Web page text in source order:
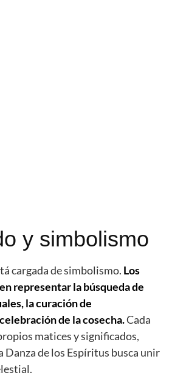
y simbolismo
cargada de simbolismo. Los
representar la búsqueda de
la curación de
de la cosecha.Cada
matices y significados,
Danza de los Espíritus busca unir